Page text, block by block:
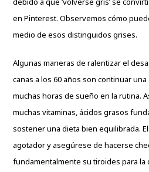
en Pinterest. Observemos cómo
medio de esos distinguidos grises.
Algunas maneras de ralentizar el
canas a los 60 años son continuar
muchas horas de sueño en la rutina.
muchas vitaminas, ácidos grasos
sostener una dieta bien equilibrada.
agotador y asegúrese de hacerse
fundamentalmente su tiroides para la